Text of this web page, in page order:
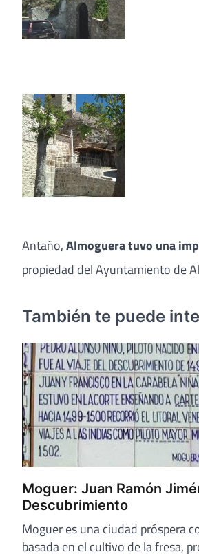
Antaño,Almoguera tuvo una
propiedad del Ayuntamiento de
También te puede
Moguer: Juan Ramón
Descubrimiento
Moguer es una ciudad próspera
basada en el cultivo de la fresa,